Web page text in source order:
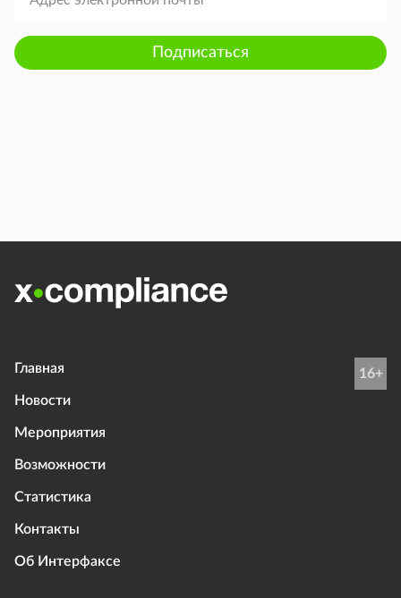
Подписаться
Главная
Новости
Мероприятия
Возможности
Статистика
Контакты
Об Интерфаксе
16+